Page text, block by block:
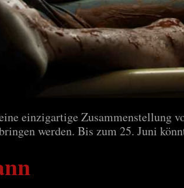
einzigartige Zusammenstellung
werden. Bis zum 25. Juni